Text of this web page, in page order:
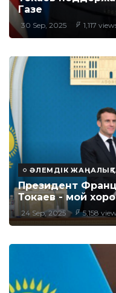
Газе
30 Sep, 2025 1,117
ӘЛЕМДІК
Президент
Токаев - мой
24 Sep, 2025 5,158